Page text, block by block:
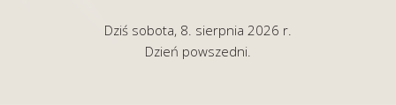
Dziś sobota, 8. sierpnia 2026 r.
Dzień powszedni.